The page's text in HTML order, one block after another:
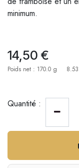
minimum.
14,50 €
Poids net : 170.0 g
Quantité :